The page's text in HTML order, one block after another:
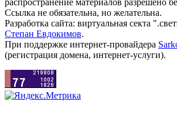
распространение материалов разрешено
Ссылка не обязательна, но желательна.
Разработка сайта: виртуальная секта
Степан Евдокимов.
При поддержке интернет-провайдера
(регистрация домена, интернет-услуги).